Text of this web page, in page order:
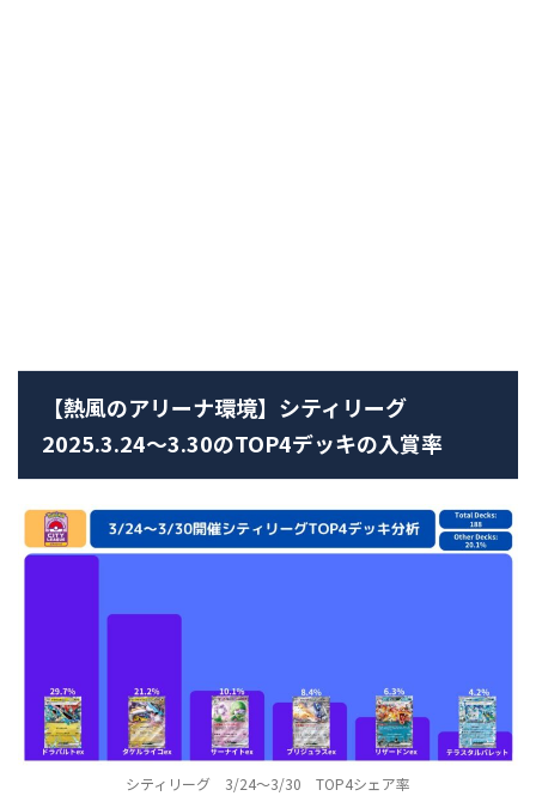
【熱風のアリーナ環境】シティリーグ
2025.3.24～3.30のTOP4デッキの入賞率
シティリーグ 3/24～3/30 TOP4シェア率